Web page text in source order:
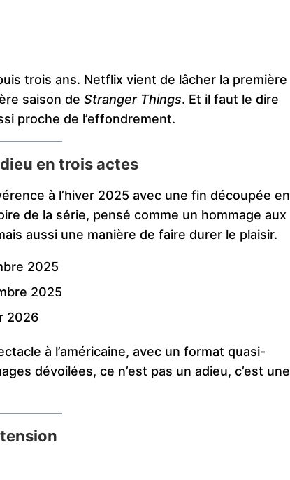
trois ans. Netflix vient de lâcher la première
saison de Stranger Things. Et il faut le dire
proche de l’effondrement.
en trois actes
à l’hiver 2025 avec une fin découpée en
de la série, pensé comme un hommage aux
aussi une manière de faire durer le plaisir.
2025
2025
2026
à l’américaine, avec un format quasi-
dévoilées, ce n’est pas un adieu, c’est une